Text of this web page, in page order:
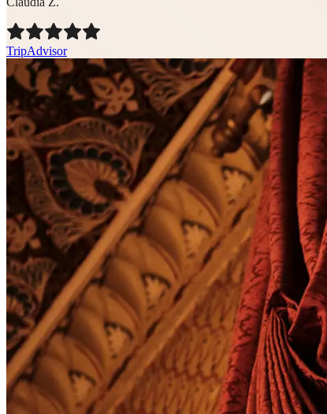
TripAdvisor